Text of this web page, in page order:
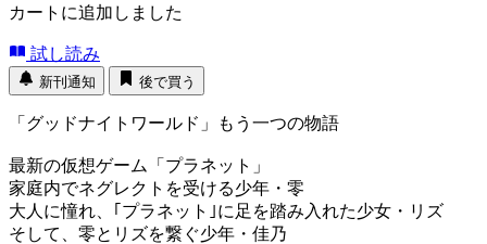
カートに追加しました
試し読み
新刊通知 後で買う
「グッドナイトワールド」もう一つの物語
最新の仮想ゲーム「プラネット」
家庭内でネグレクトを受ける少年・零
大人に憧れ、｢プラネット｣に足を踏み入れた少女・リズ
そして、零とリズを繋ぐ少年・佳乃